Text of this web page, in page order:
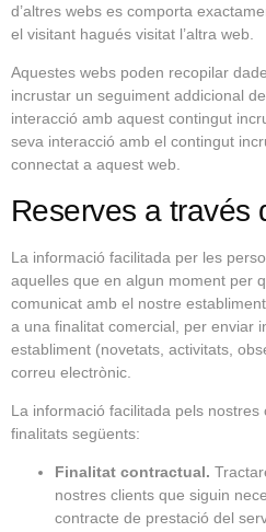
d’altres webs es comporta
el visitant hagués visitat l’altra web.
Aquestes webs poden recopilar
incrustar un seguiment addicional
interacció amb aquest contingut
seva interacció amb el contingut
connectat a aquest web.
Reserves a través
La informació facilitada per les
aquelles que en algun moment per
comunicat amb el nostre
a una finalitat comercial, per enviar
establiment (novetats, activitats,
correu electrònic.
La informació facilitada pels
finalitats següents:
Finalitat contractual.
nostres clients que siguin
contracte de prestació del